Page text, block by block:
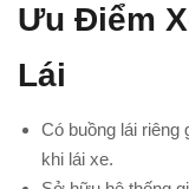
Ưu Điểm
Lái
Có buồng lái riêng
khi lái xe.